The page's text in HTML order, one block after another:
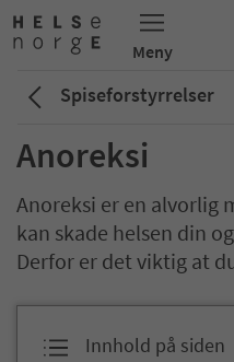
Spiseforstyrrelser
Anoreksi
Anoreksi er en alvorlig
kan skade helsen din
Derfor er det viktig at
Innhold på siden